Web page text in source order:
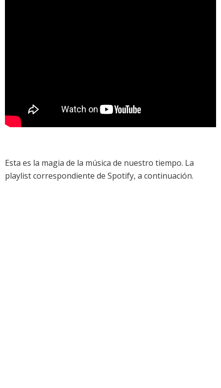
Esta es la magia de la música de nuestro tiempo. La
playlist correspondiente de Spotify, a continuación.